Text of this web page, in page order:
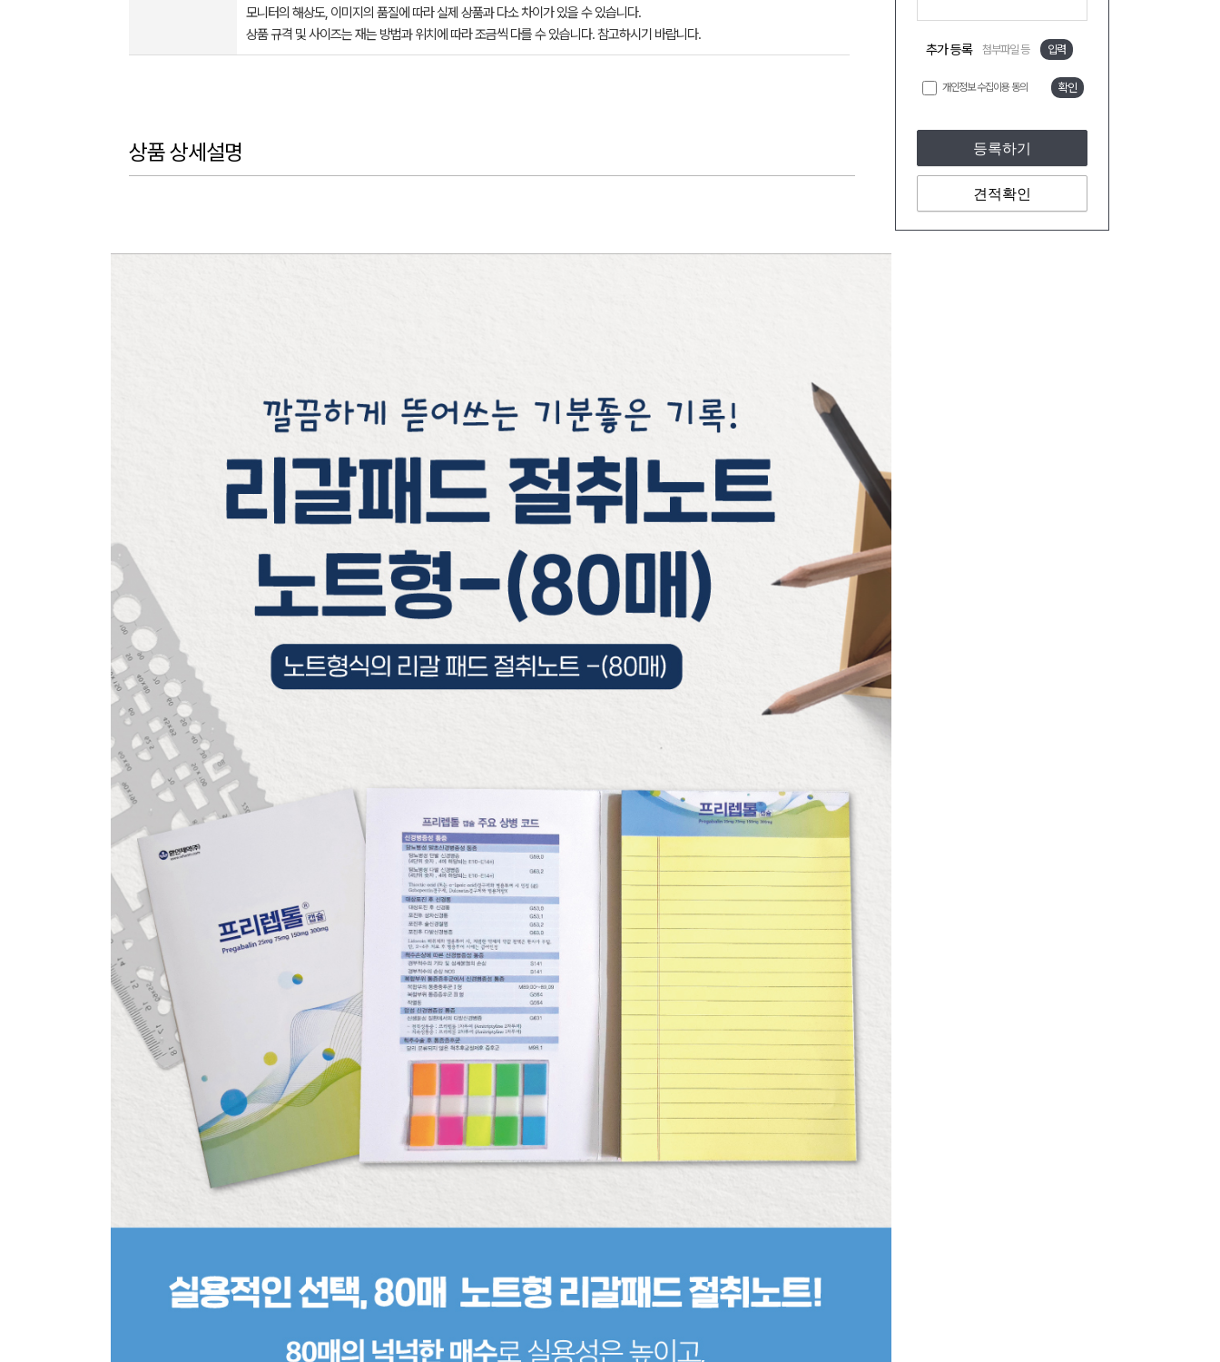
추가 등록 첨부파일 등 입력
개인정보 수집이용 동의 확인
등록하기
견적확인
모니터의 해상도, 이미지의 품질에 따라 실제 상품과 다소 차이가 있을 수 있습니다.
상품 규격 및 사이즈는 재는 방법과 위치에 따라 조금씩 다를 수 있습니다. 참고하시기 바랍니다.
상품 상세설명